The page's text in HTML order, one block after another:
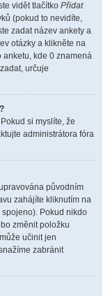
vidět tlačítko Přidat
(pokud to nevidíte,
zadat název ankety a
otázky a klikněte na
anketu, kde 0 znamená
určuje
si myslíte, že
administrátora fóra
původním
zahájíte kliknutím na
Pokud nikdo
změnit položku
učinit jen
zabránit